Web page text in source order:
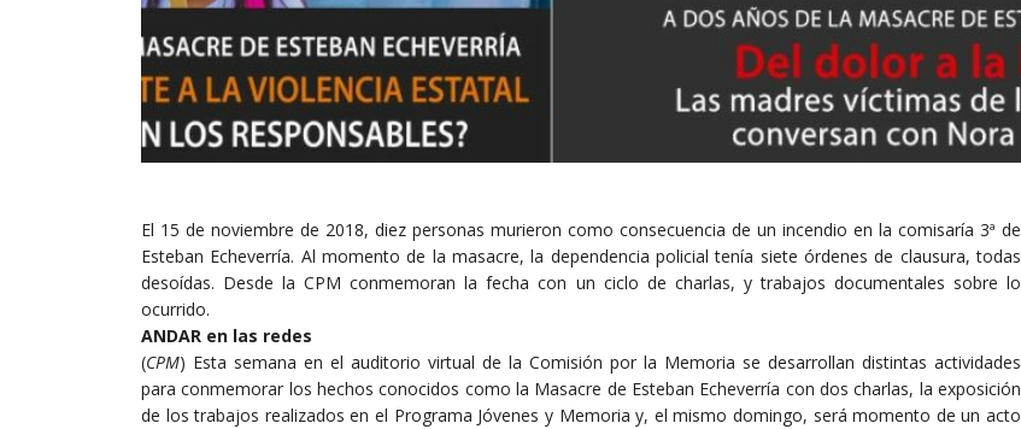
El 15 de noviembre de 2018, diez personas murieron como consecuencia de un incendio en la comisaría 3ª de
Esteban Echeverría. Al momento de la masacre, la dependencia policial tenía siete órdenes de clausura, todas
desoídas. Desde la CPM conmemoran la fecha con un ciclo de charlas, y trabajos documentales sobre lo
ocurrido.
ANDAR en las redes
(CPM) Esta semana en el auditorio virtual de la Comisión por la Memoria se desarrollan distintas actividades
para conmemorar los hechos conocidos como la Masacre de Esteban Echeverría con dos charlas, la exposición
de los trabajos realizados en el Programa Jóvenes y Memoria y, el mismo domingo, será momento de un acto